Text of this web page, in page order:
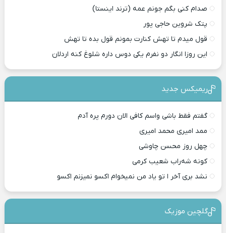
صدام کنی بگم جونم عمه (ترند اینستا)
پتک شروین حاجی پور
قول میدم تا تهش کنارت بمونم قول بده تا تهش
این روزا انگار دو نفرم یکی دوس داره شلوغ کنه اردلان
ریمیکس جدید
گفتم فقط باشی واسم کافی الان دورم پره آدم
ممد امیری محمد امیری
چهل روز محسن چاوشی
کونه شه‌راب شعیب کرمی
نشد بری آخر ا تو یاد من نمیخوام اکسو نمیزنم اکسو
گلچین موزیک